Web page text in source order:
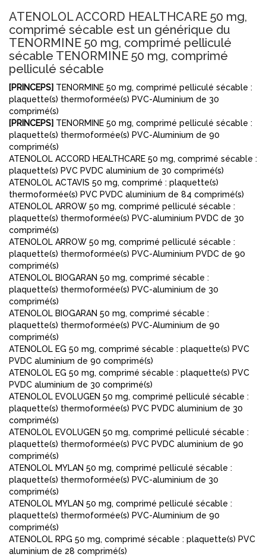
ATENOLOL ACCORD HEALTHCARE 50 mg,
comprimé sécable est un générique du
TENORMINE 50 mg, comprimé pelliculé
sécable TENORMINE 50 mg, comprimé
pelliculé sécable
[PRINCEPS] TENORMINE 50 mg, comprimé pelliculé sécable :
plaquette(s) thermoformée(s) PVC-Aluminium de 30
comprimé(s)
[PRINCEPS] TENORMINE 50 mg, comprimé pelliculé sécable :
plaquette(s) thermoformée(s) PVC-Aluminium de 90
comprimé(s)
ATENOLOL ACCORD HEALTHCARE 50 mg, comprimé sécable :
plaquette(s) PVC PVDC aluminium de 30 comprimé(s)
ATENOLOL ACTAVIS 50 mg, comprimé : plaquette(s)
thermoformée(s) PVC PVDC aluminium de 84 comprimé(s)
ATENOLOL ARROW 50 mg, comprimé pelliculé sécable :
plaquette(s) thermoformée(s) PVC-aluminium PVDC de 30
comprimé(s)
ATENOLOL ARROW 50 mg, comprimé pelliculé sécable :
plaquette(s) thermoformée(s) PVC-Aluminium PVDC de 90
comprimé(s)
ATENOLOL BIOGARAN 50 mg, comprimé sécable :
plaquette(s) thermoformée(s) PVC-aluminium de 30
comprimé(s)
ATENOLOL BIOGARAN 50 mg, comprimé sécable :
plaquette(s) thermoformée(s) PVC-Aluminium de 90
comprimé(s)
ATENOLOL EG 50 mg, comprimé sécable : plaquette(s) PVC
PVDC aluminium de 90 comprimé(s)
ATENOLOL EG 50 mg, comprimé sécable : plaquette(s) PVC
PVDC aluminium de 30 comprimé(s)
ATENOLOL EVOLUGEN 50 mg, comprimé pelliculé sécable :
plaquette(s) thermoformée(s) PVC PVDC aluminium de 30
comprimé(s)
ATENOLOL EVOLUGEN 50 mg, comprimé pelliculé sécable :
plaquette(s) thermoformée(s) PVC PVDC aluminium de 90
comprimé(s)
ATENOLOL MYLAN 50 mg, comprimé pelliculé sécable :
plaquette(s) thermoformée(s) PVC-aluminium de 30
comprimé(s)
ATENOLOL MYLAN 50 mg, comprimé pelliculé sécable :
plaquette(s) thermoformée(s) PVC-Aluminium de 90
comprimé(s)
ATENOLOL RPG 50 mg, comprimé sécable : plaquette(s) PVC
aluminium de 28 comprimé(s)